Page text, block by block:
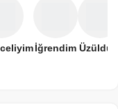
İğrendim